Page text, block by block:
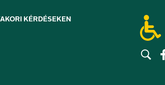
KÉRDÉSEK EN